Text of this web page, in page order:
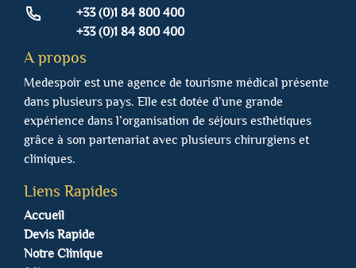
+33 (0)1 84 800 400
+33 (0)1 84 800 400
A propos
Medespoir est une agence de tourisme médical présente
dans plusieurs pays. Elle est dotée d’une grande
expérience dans l’organisation de séjours esthétiques
grâce à son partenariat avec plusieurs chirurgiens et
cliniques.
Liens Rapides
Accueil
Devis Rapide
Notre Clinique